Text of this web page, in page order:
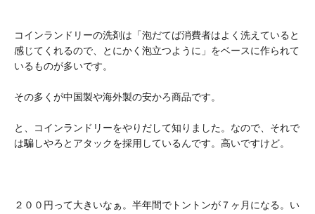
コインランドリーの洗剤は「泡だてば消費者はよく洗えていると
感じてくれるので、とにかく泡立つように」をベースに作られて
いるものが多いです。
その多くが中国製や海外製の安かろ商品です。
と、コインランドリーをやりだして知りました。なので、それで
は騙しやろとアタックを採用しているんです。高いですけど。
２００円って大きいなぁ。半年間でトントンが７ヶ月になる。い